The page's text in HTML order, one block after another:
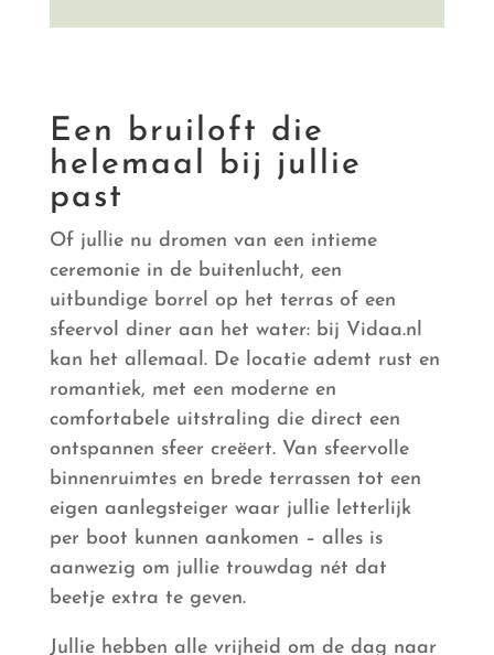
Een bruiloft die
helemaal bij jullie
past
Of jullie nu dromen van een intieme
ceremonie in de buitenlucht, een
uitbundige borrel op het terras of een
sfeervol diner aan het water: bij Vidaa.nl
kan het allemaal. De locatie ademt rust en
romantiek, met een moderne en
comfortabele uitstraling die direct een
ontspannen sfeer creëert. Van sfeervolle
binnenruimtes en brede terrassen tot een
eigen aanlegsteiger waar jullie letterlijk
per boot kunnen aankomen – alles is
aanwezig om jullie trouwdag nét dat
beetje extra te geven.
Jullie hebben alle vrijheid om de dag naar